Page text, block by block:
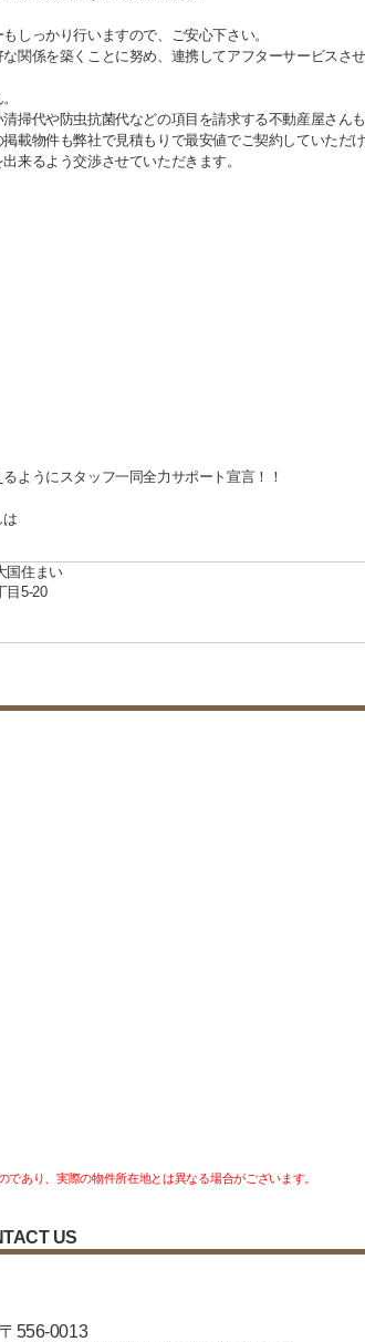
しっかり行いますので、ご安心下さい。
関係を築くことに努め、連携してアフターサービスさ
清掃代や防虫抗菌代などの項目を請求する不動産屋さん
掲載物件も弊社で見積もりで最安値でご契約していただ
来るよう交渉させていただきます。
ようにスタッフ一同全力サポート宣言！！
は
国住まい
目5-20
あり、実際の物件所在地とは異なる場合がございます。
US
〒556-0013